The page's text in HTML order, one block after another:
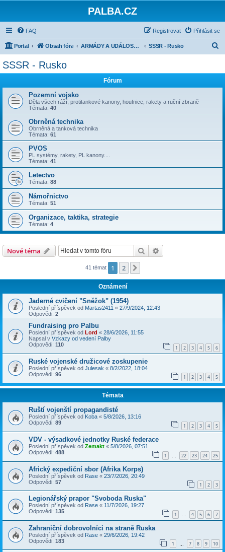
PALBA.CZ
FAQ Přihlásit se
Registrovat
Portal Obsah fóra ARMÁDY A UDÁLOSTI PO ROCE 1945 SSSR - Rusko
SSSR - Rusko
Fórum
Pozemní vojsko
Děla všech ráží, protitankové kanony, houfnice, rakety a ruční zbraně
Témata: 40
Obrněná technika
Obrněná a tanková technika
Témata: 61
PVOS
PL systémy, rakety, PL kanony....
Témata: 41
Letectvo
Témata: 88
Námořnictvo
Témata: 51
Organizace, taktika, strategie
Témata: 4
Nové téma Hledat
41 témat 1 2
Oznámení
Jaderné cvičení "Sněžok" (1954)
Poslední příspěvek od Martas2411 « 27/9/2024, 12:43
Odpovědi: 2
Fundraising pro Palbu
Poslední příspěvek od Lord « 28/6/2026, 11:55
Napsal v Vzkazy od vedení Palby
Odpovědi: 110 1 2 3 4 5 6
Ruské vojenské družicové zoskupenie
Poslední příspěvek od Julesak « 8/2/2022, 18:04
Odpovědi: 96 1 2 3 4 5
Témata
Ruští vojenští propagandisté
Poslední příspěvek od Koba « 5/8/2026, 13:16
Odpovědi: 89 1 2 3 4 5
VDV - výsadkové jednotky Ruské federace
Poslední příspěvek od Zemakt « 5/8/2026, 07:51
Odpovědi: 488 1 … 22 23 24 25
Africký expediční sbor (Afrika Korps)
Poslední příspěvek od Rase « 23/7/2026, 20:49
Odpovědi: 57 1 2 3
Legionářský prapor "Svoboda Ruska"
Poslední příspěvek od Rase « 11/7/2026, 19:27
Odpovědi: 135 1 … 4 5 6 7
Zahraniční dobrovolníci na straně Ruska
Poslední příspěvek od Rase « 29/6/2026, 19:42
Odpovědi: 183 1 7 8 9 10